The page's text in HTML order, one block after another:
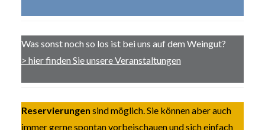
Was sonst noch so los ist bei uns auf dem Weingut?
> hier finden Sie unsere Veranstaltungen
Reservierungen sind möglich. Sie können aber auch
immer gerne spontan vorbeischauen und sich einfach